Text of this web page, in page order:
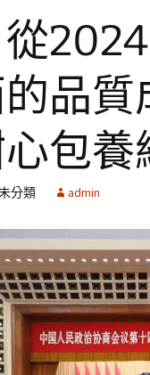
品質
包養
分類 admin